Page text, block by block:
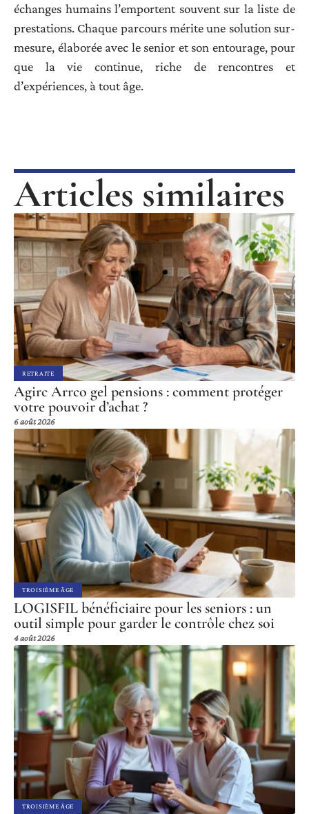
échanges humains l’emportent souvent sur la liste de
prestations. Chaque parcours mérite une solution sur-
mesure, élaborée avec le senior et son entourage, pour
que la vie continue, riche de rencontres et
d’expériences, à tout âge.
Articles similaires
RETRAITE
Agirc Arrco gel pensions : comment protéger
votre pouvoir d’achat ?
6 août 2026
TROISIÈME ÂGE
LOGISFIL bénéficiaire pour les seniors : un
outil simple pour garder le contrôle chez soi
4 août 2026
TROISIÈME ÂGE